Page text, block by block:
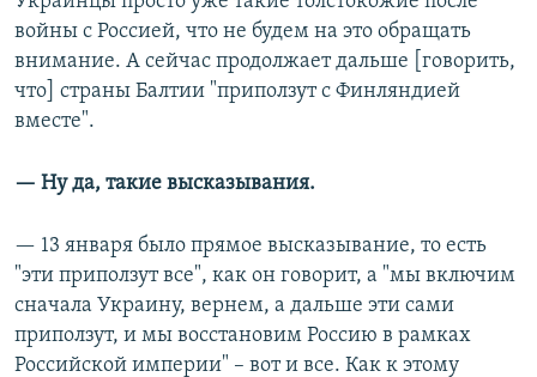
войны с Россией, что не будем на это обращать
внимание. А сейчас продолжает дальше [говорить,
что] страны Балтии "приползут с Финляндией
вместе".
— Ну да, такие высказывания.
— 13 января было прямое высказывание, то есть
"эти приползут все", как он говорит, а "мы включим
сначала Украину, вернем, а дальше эти сами
приползут, и мы восстановим Россию в рамках
Российской империи" – вот и все. Как к этому